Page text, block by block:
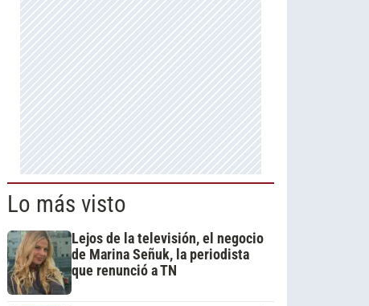
Lo más visto
Lejos de la televisión, el negocio
de Marina Señuk, la periodista
que renunció a TN